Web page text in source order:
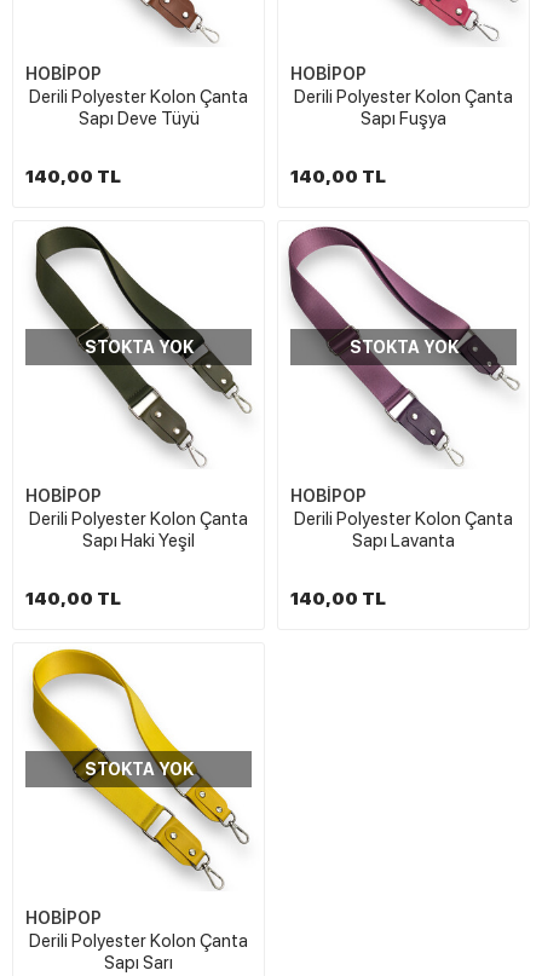
HOBİPOP
Derili Polyester Kolon Çanta
Sapı Deve Tüyü
140,00 TL
HOBİPOP
Derili Polyester Kolon Çanta
Sapı Fuşya
140,00 TL
STOKTA YOK
HOBİPOP
Derili Polyester Kolon Çanta
Sapı Haki Yeşil
140,00 TL
STOKTA YOK
HOBİPOP
Derili Polyester Kolon Çanta
Sapı Lavanta
140,00 TL
STOKTA YOK
HOBİPOP
Derili Polyester Kolon Çanta
Sapı Sarı